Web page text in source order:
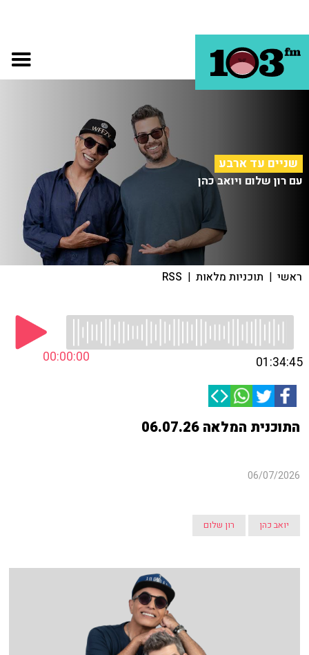
שניים עד ארבע
עם רון שלום ויואב כהן
ראשי | תוכניות מלאות |
RSS
00:00:00 01:34:45
התוכנית המלאה 06.07.26
06/07/2026
יואב כהן רון שלום